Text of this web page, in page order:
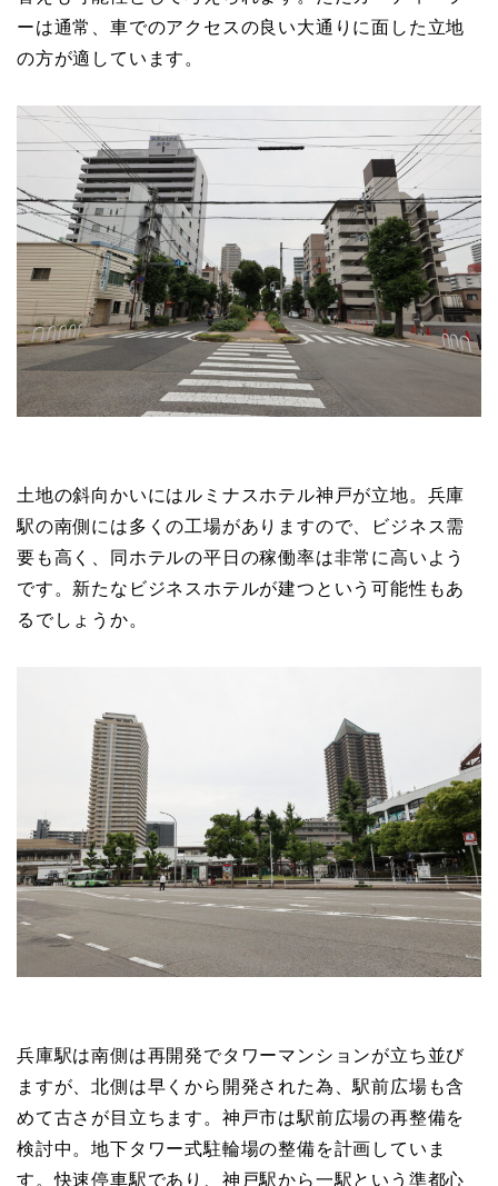
ーは通常、車でのアクセスの良い大通りに面した立地
の方が適しています。
土地の斜向かいにはルミナスホテル神戸が立地。兵庫
駅の南側には多くの工場がありますので、ビジネス需
要も高く、同ホテルの平日の稼働率は非常に高いよう
です。新たなビジネスホテルが建つという可能性もあ
るでしょうか。
兵庫駅は南側は再開発でタワーマンションが立ち並び
ますが、北側は早くから開発された為、駅前広場も含
めて古さが目立ちます。神戸市は駅前広場の再整備を
検討中。地下タワー式駐輪場の整備を計画していま
す。快速停車駅であり、神戸駅から一駅という準都心